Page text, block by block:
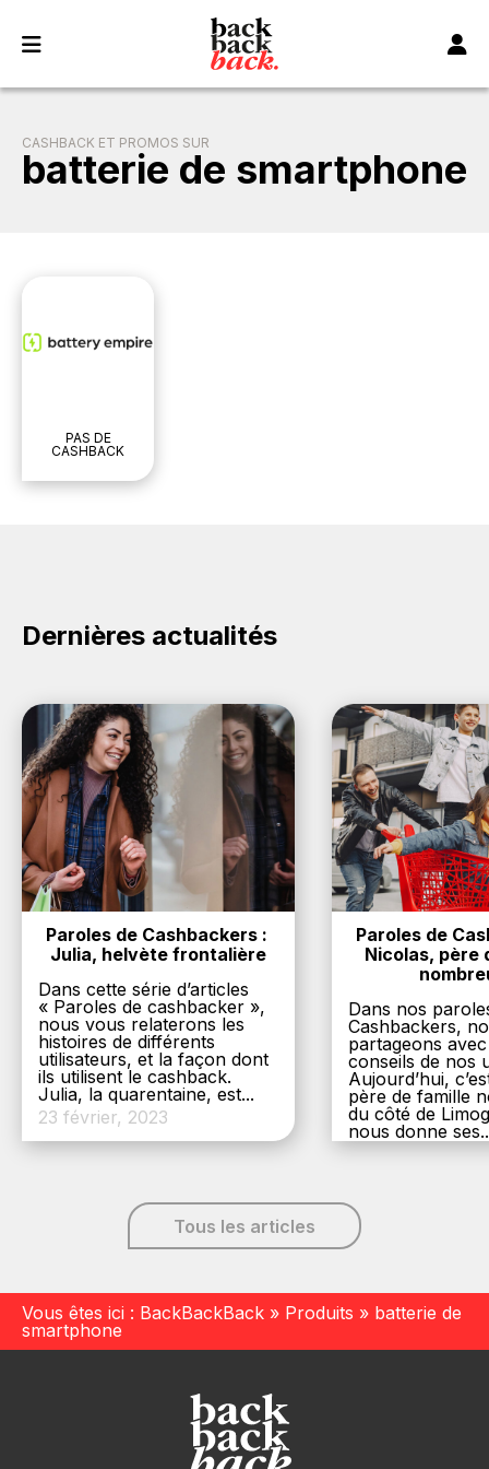
CASHBACK ET PROMOS SUR
batterie de smartphone
PAS DE
CASHBACK
Dernières actualités
Paroles de Cashbackers :
Julia, helvète frontalière
Dans cette série d’articles
« Paroles de cashbacker »,
nous vous relaterons les
histoires de différents
utilisateurs, et la façon dont
ils utilisent le cashback.
Julia, la quarentaine, est...
23 février, 2023
Paroles de
Nicolas, père
Dans nos
Cashbackers,
partageons
conseils de nos
Aujourd’hui,
père de famille
du côté de
nous donne
Tous les articles
Vous êtes ici : BackBackBack » Produits » batterie de
smartphone